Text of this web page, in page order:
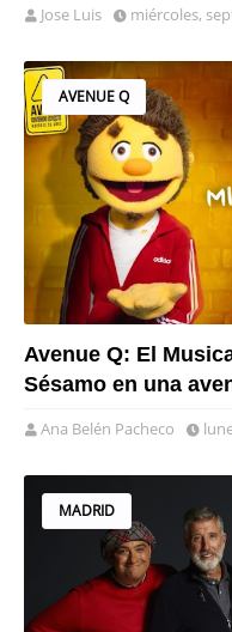
Jose Luis miércoles,
AVENUE Q
Avenue Q: El
Sésamo en una
Ana Belén Pacheco
MADRID